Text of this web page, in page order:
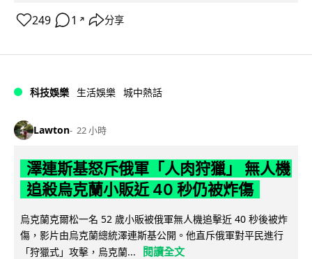
249 1 ↗ 分享
科技娛樂 生活娛樂 城中熱話
Lawton 22 小時
澤連斯基怒斥俄軍「人肉狩獵」 無人機
追殺烏克蘭小販近 40 秒仍被炸傷
烏克蘭克爾松一名 52 歲小販被俄軍無人機追擊近 40 秒後被炸
傷，影片由烏克蘭總統澤連斯基公開。他直斥俄軍對平民進行
「狩獵式」攻擊，烏克蘭...
閱讀全文